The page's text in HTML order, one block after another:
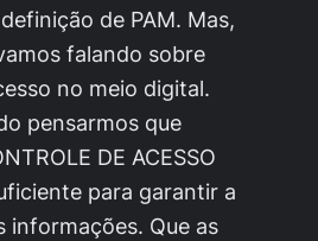
de PAM. Mas,
falando sobre
no meio digital.
pensarmos que
DE ACESSO
para garantir a
informações. Que as